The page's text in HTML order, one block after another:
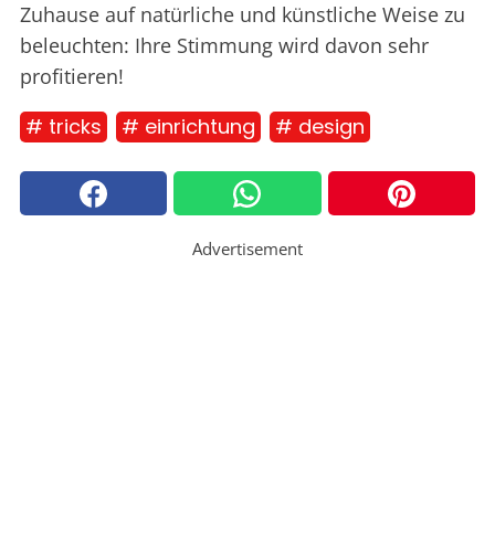
Zuhause auf natürliche und künstliche Weise zu
beleuchten: Ihre Stimmung wird davon sehr
profitieren!
# tricks # einrichtung # design
Advertisement